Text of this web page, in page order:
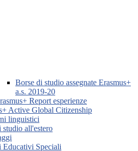
Borse di studio assegnate Erasmus+
a.s. 2019-20
Report esperienze
Active Global Citizenship
linguistici
all'estero
Speciali